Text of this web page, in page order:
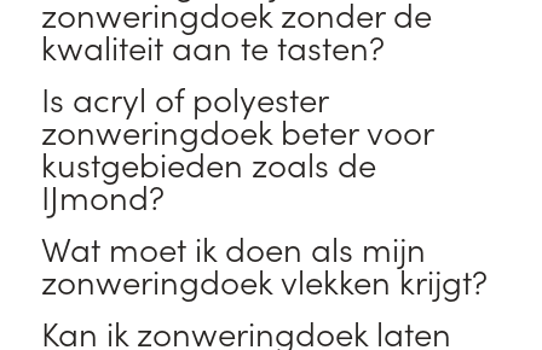
zonweringdoek zonder de
kwaliteit aan te tasten?
Is acryl of polyester
zonweringdoek beter voor
kustgebieden zoals de
IJmond?
Wat moet ik doen als mijn
zonweringdoek vlekken krijgt?
Kan ik zonweringdoek laten